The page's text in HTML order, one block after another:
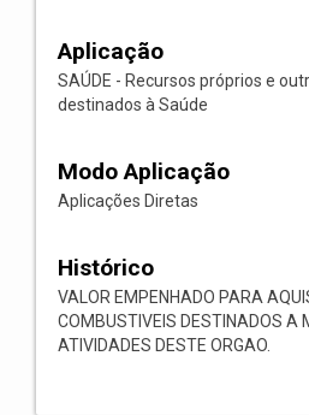
Aplicação
SAÚDE - Recursos próprios e
destinados à Saúde
Modo Aplicação
Aplicações Diretas
Histórico
VALOR EMPENHADO PARA
COMBUSTIVEIS DESTINADOS A
ATIVIDADES DESTE ORGAO.